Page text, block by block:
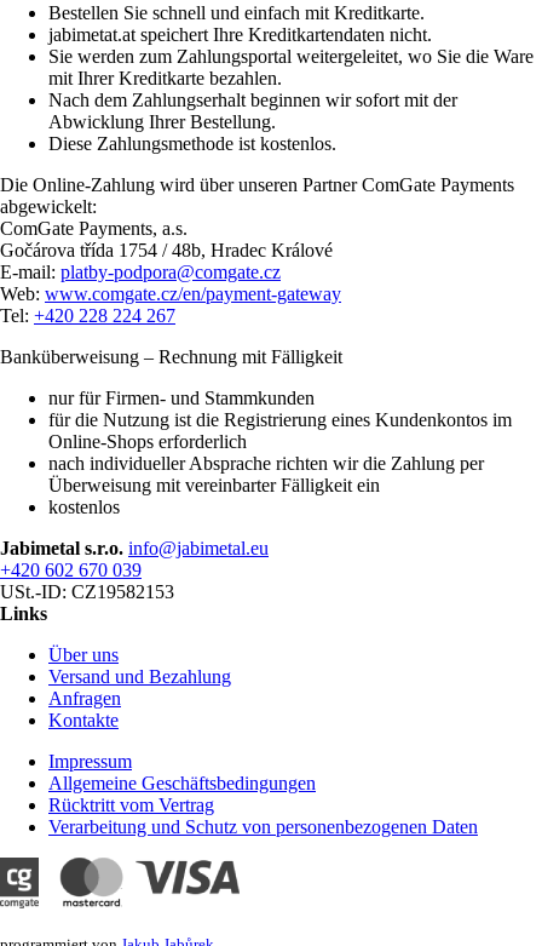
Bestellen Sie schnell und einfach mit Kreditkarte.
jabimetat.at speichert Ihre Kreditkartendaten nicht.
Sie werden zum Zahlungsportal weitergeleitet, wo Sie die Ware
mit Ihrer Kreditkarte bezahlen.
Nach dem Zahlungserhalt beginnen wir sofort mit der
Abwicklung Ihrer Bestellung.
Diese Zahlungsmethode ist kostenlos.
Die Online-Zahlung wird über unseren Partner ComGate Payments
abgewickelt:
ComGate Payments, a.s.
Gočárova třída 1754 / 48b, Hradec Králové
E-mail: platby-podpora@comgate.cz
Web: www.comgate.cz/en/payment-gateway
Tel: +420 228 224 267
Banküberweisung – Rechnung mit Fälligkeit
nur für Firmen- und Stammkunden
für die Nutzung ist die Registrierung eines Kundenkontos im
Online-Shops erforderlich
nach individueller Absprache richten wir die Zahlung per
Überweisung mit vereinbarter Fälligkeit ein
kostenlos
Jabimetal s.r.o. info@jabimetal.eu
+420 602 670 039
USt.-ID: CZ19582153
Links
Über uns
Versand und Bezahlung
Anfragen
Kontakte
Impressum
Allgemeine Geschäftsbedingungen
Rücktritt vom Vertrag
Verarbeitung und Schutz von personenbezogenen Daten